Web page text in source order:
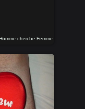
cherche Femme